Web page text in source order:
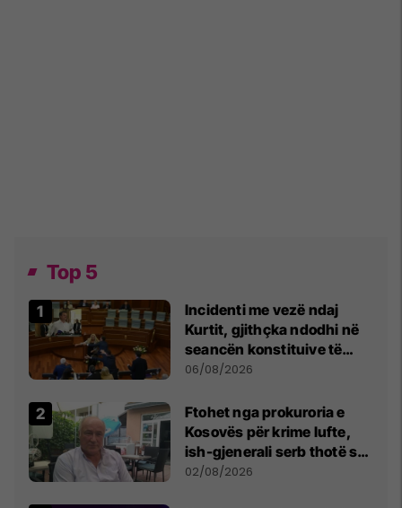
Top 5
Incidenti me vezë ndaj
Kurtit, gjithçka ndodhi në
seancën konstituive të
Kuvendit
06/08/2026
Ftohet nga prokuroria e
Kosovës për krime lufte,
ish-gjenerali serb thotë se
dikush e tradhtoi në
02/08/2026